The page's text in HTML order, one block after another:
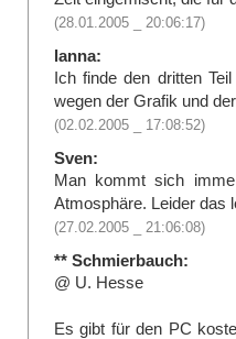
(28.01.2005 _ 20:06:17)
lanna:
Ich finde den dritten
wegen der Grafik und
(02.02.2005 _ 17:08:52)
Sven:
Man kommt sich
Atmosphäre. Leider das
(27.02.2005 _ 21:06:08)
** Schmierbauch:
@ U. Hesse
Es gibt für den PC